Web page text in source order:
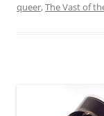
queer,The Vast of